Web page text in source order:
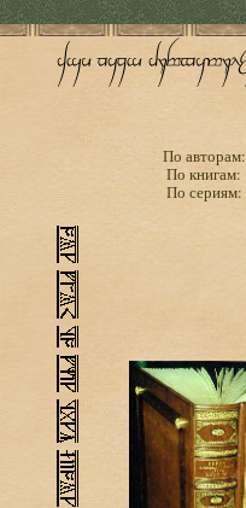
По авторам:
По книгам:
По сериям: